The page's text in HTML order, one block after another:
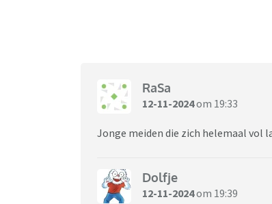
RaSa
12-11-2024om 19:33
Jonge meiden die zich helemaal
Dolfje
12-11-2024om 19:39